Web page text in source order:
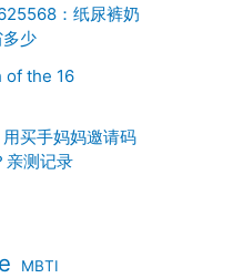
：纸尿裤奶
少
of the 16
买手妈妈邀请码
亲测记录
MBTI